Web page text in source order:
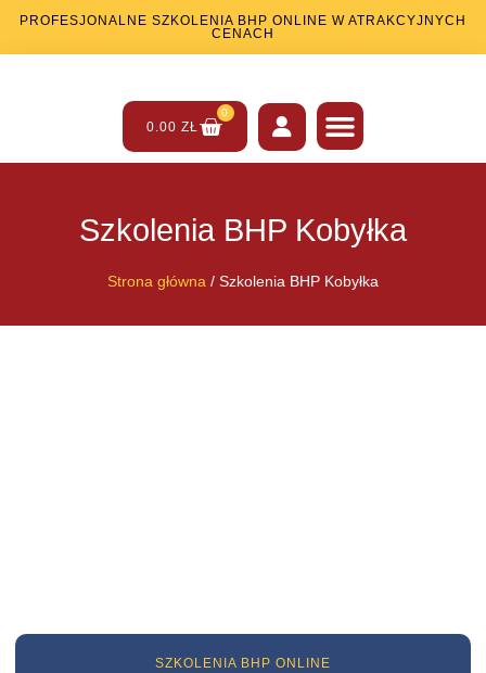
PROFESJONALNE SZKOLENIA BHP ONLINE W ATRAKCYJNYCH
CENACH
0.00 ZŁ
0
Szkolenia BHP Kobyłka
Strona główna / Szkolenia BHP Kobyłka
SZKOLENIA BHP ONLINE